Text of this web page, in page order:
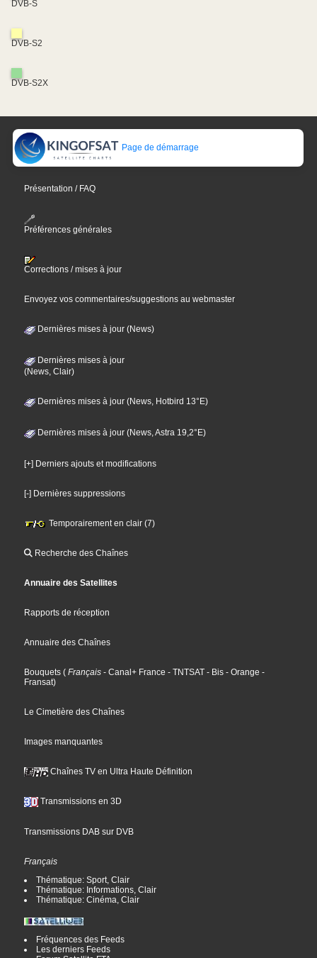
DVB-S
DVB-S2
DVB-S2X
Page de démarrage
Présentation / FAQ
Préférences générales
Corrections / mises à jour
Envoyez vos commentaires/suggestions au webmaster
Dernières mises à jour (News)
Dernières mises à jour
(News, Clair)
Dernières mises à jour (News, Hotbird 13°E)
Dernières mises à jour (News, Astra 19,2°E)
[+] Derniers ajouts et modifications
[-] Dernières suppressions
Temporairement en clair (7)
Recherche des Chaînes
Annuaire des Satellites
Rapports de réception
Annuaire des Chaînes
Bouquets ( Français - Canal+ France - TNTSAT - Bis - Orange -
Fransat)
Le Cimetière des Chaînes
Images manquantes
Chaînes TV en Ultra Haute Définition
Transmissions en 3D
Transmissions DAB sur DVB
Français
Thématique: Sport, Clair
Thématique: Informations, Clair
Thématique: Cinéma, Clair
Fréquences des Feeds
Les derniers Feeds